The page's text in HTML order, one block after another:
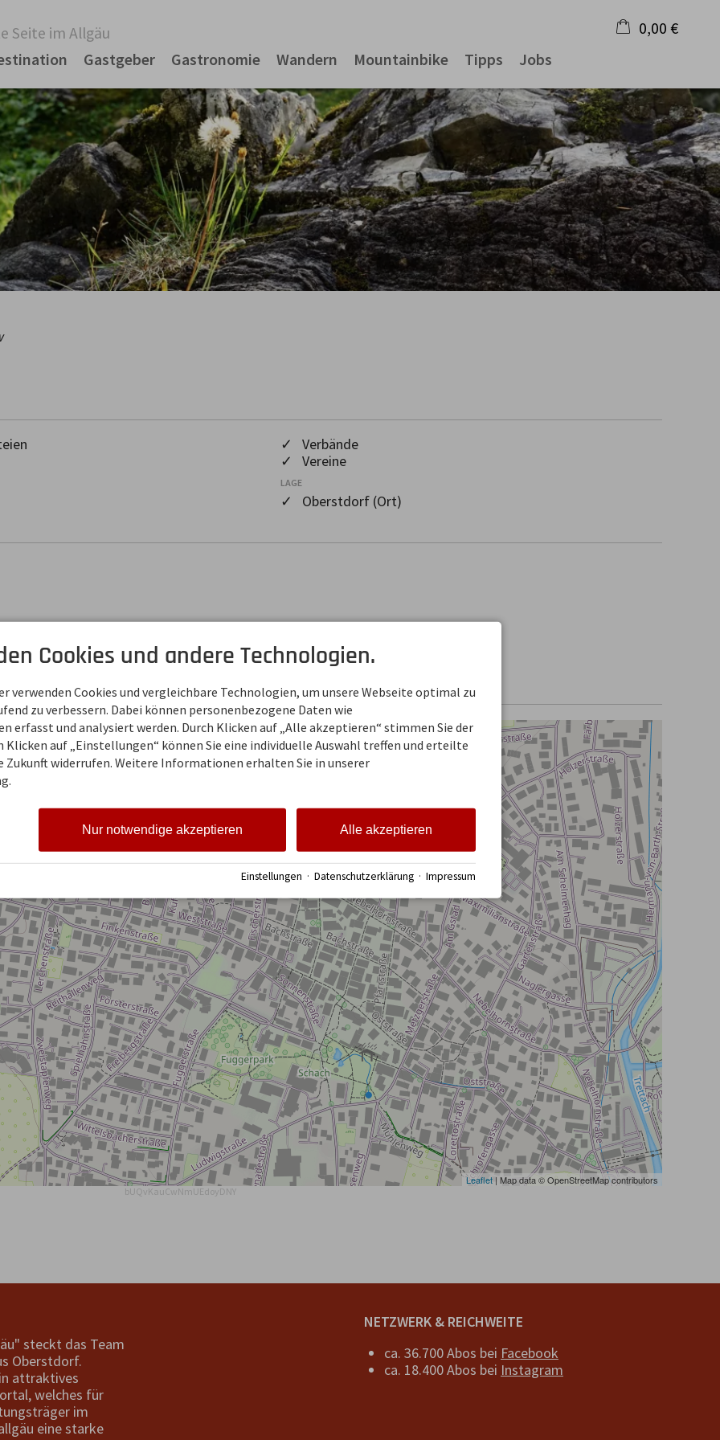
Seite im Allgäu
Gastgeber Gastronomie Wandern Mountainbike Tipps Jobs
0,00 €
Warenkorb ist leer
✓ Verbände
✓ Vereine
LAGE
✓ Oberstdorf (Ort)
Leaflet | Map data © OpenStreetMap contributors
bUQvKauCwNmUEdoyDNY
steckt das Team
Oberstdorf.
attraktives
welches für
im
eine starke
NETZWERK & REICHWEITE
ca. 36.700 Abos bei Facebook
ca. 18.400 Abos bei Instagram
Cookies und andere Technologien.
verwenden Cookies und vergleichbare Technologien, um unsere Webseite optimal zu
zu verbessern. Dabei können personenbezogene Daten wie
erfasst und analysiert werden. Durch Klicken auf „Alle akzeptieren“ stimmen Sie der
Klicken auf „Einstellungen“ können Sie eine individuelle Auswahl treffen und erteilte
Zukunft widerrufen. Weitere Informationen erhalten Sie in unserer
Alle akzeptieren
Nur notwendige akzeptieren
Einstellungen · Datenschutzerklärung · Impressum